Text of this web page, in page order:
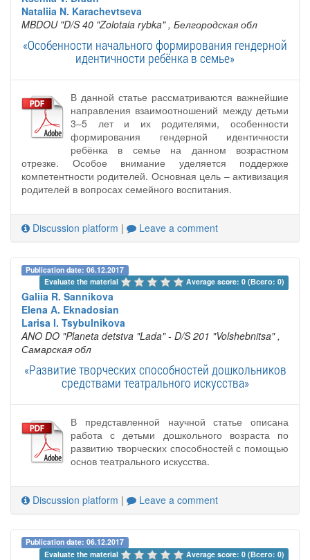
Nataliia N. Karachevtseva
MBDOU "D/S 40 "Zolotaia rybka" , Белгородская обл
«Особенности начального формирования гендерной
идентичности ребёнка в семье»
В данной статье рассматриваются важнейшие
направления взаимоотношений между детьми
3–5 лет и их родителями, особенности
формирования гендерной идентичности
ребёнка в семье на данном возрастном
отрезке. Особое внимание уделяется поддержке
компетентности родителей. Основная цель – активизация
родителей в вопросах семейного воспитания.
Discussion platform | Leave a comment
Publication date: 06.12.2017
Evaluate the material
Average score: 0 (Всего: 0)
Galiia R. Sannikova
Elena A. Eknadosian
Larisa I. Tsybulnikova
ANO DO "Planeta detstva "Lada" - D/S 201 "Volshebnitsa" ,
Самарская обл
«Развитие творческих способностей дошкольников
средствами театрального искусства»
В представленной научной статье описана
работа с детьми дошкольного возраста по
развитию творческих способностей с помощью
основ театрального искусства.
Discussion platform | Leave a comment
Publication date: 06.12.2017
Evaluate the material
Average score: 0 (Всего: 0)